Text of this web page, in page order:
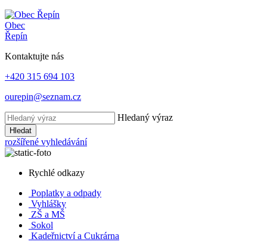
Obec
Řepín
Kontaktujte nás
+420 315 694 103
ourepin@seznam.cz
Hledaný výraz
Hledat
rozšířené vyhledávání
Rychlé odkazy
Poplatky a odpady
Vyhlášky
ZŠ a MŠ
Sokol
Kadeřnictví a Cukrárna